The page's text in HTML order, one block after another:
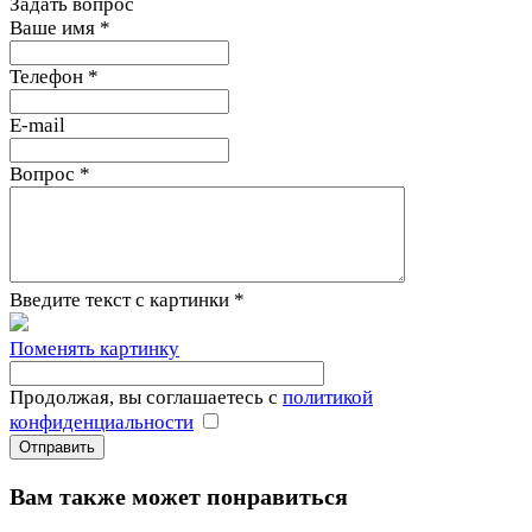
Ваше имя *
Телефон *
E-mail
Вопрос *
Введите текст с картинки *
Поменять картинку
Продолжая, вы соглашаетесь с политикой
конфиденциальности
Вам также может понравиться